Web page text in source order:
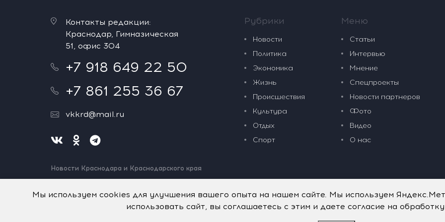
Контакты редакции:
Краснодар, Гимназическая
51, офис 304
+7 918 649 22 50
+7 861 255 36 67
vkkrd@mail.ru
Новости Краснодара и Краснодарского края
Нашли ошибку? Выделите и нажмите Ctrl+Enter.
Рубрики
Новости
Политика
Экономика
Жизнь
Происшествия
Культура
Отдых
Спорт
Меню
Статьи
Интервью
Мнение
Спецпроекты
Новости партнеров
Фото
Видео
О нас
Мы используем cookies для улучшения вашего опыта на нашем сайте. Мы используем
использовать сайт, вы соглашаетесь с этим и даете согласие на